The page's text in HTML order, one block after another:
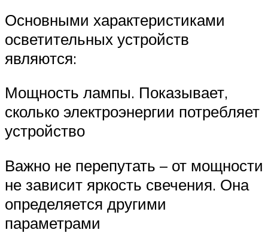
Основными характеристиками
осветительных устройств
являются:
Мощность лампы. Показывает,
сколько электроэнергии потребляет
устройство
Важно не перепутать – от мощности
не зависит яркость свечения. Она
определяется другими
параметрами